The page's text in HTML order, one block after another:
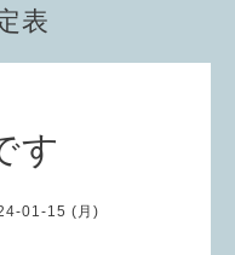
表
す
01-15 (月)